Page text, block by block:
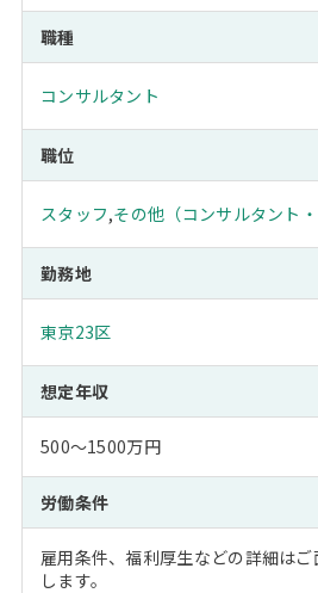
職種
コンサルタント
職位
スタッフ,その他（コンサルタント
勤務地
東京23区
想定年収
500～1500万円
労働条件
雇用条件、福利厚生などの詳細は
します。